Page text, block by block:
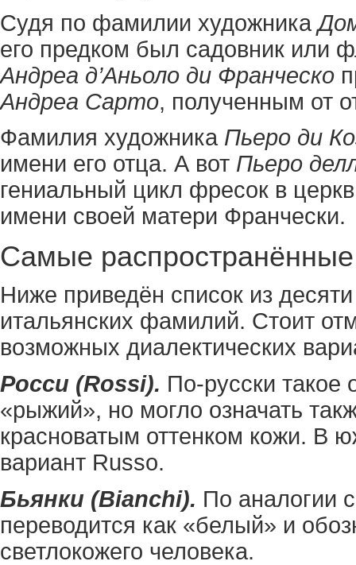
Судя по фамилии художника
его предком был садовник или
Андреа д’Аньоло ди Франческо
Андреа Сарто, полученным от
Фамилия художника Пьеро ди
имени его отца. А вот Пьеро
гениальный цикл фресок в
имени своей матери Франчески.
Самые
Ниже приведён список из
итальянских фамилий. Стоит
возможных диалектических
Росси (Rossi). По-русски такое
«рыжий», но могло означать
красноватым оттенком кожи. В
вариант Russo.
Бьянки (Bianchi). По аналогии
переводится как «белый» и
светлокожего человека.